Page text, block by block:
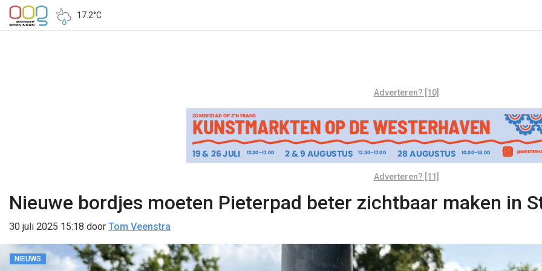
17.2°C
Adverteren? [10]
Adverteren? [11]
Nieuwe bordjes moeten Pieterpad beter zichtbaar maken in
30 juli 2025 15:18 door Tom Veenstra
NIEUWS